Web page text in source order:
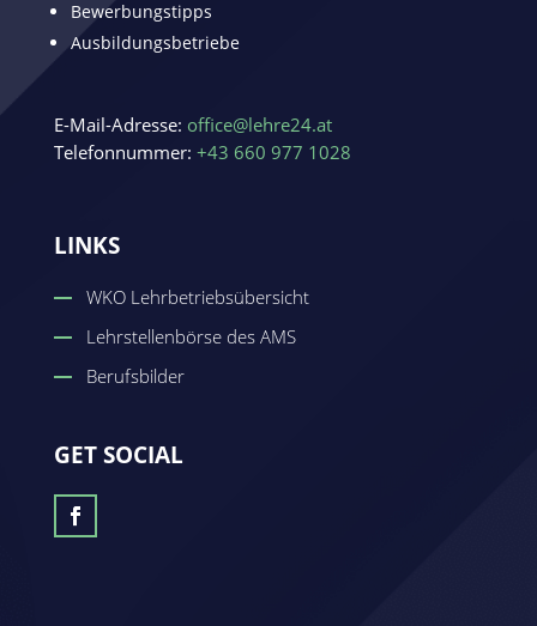
Bewerbungstipps
Ausbildungsbetriebe
E-Mail-Adresse: office@lehre24.at
Telefonnummer: +43 660 977 1028
LINKS
WKO Lehrbetriebsübersicht
Lehrstellenbörse des AMS
Berufsbilder
GET SOCIAL